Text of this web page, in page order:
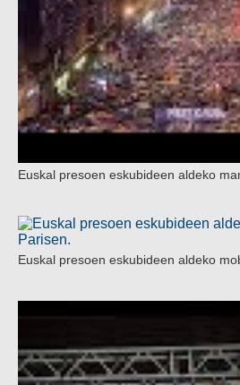
Euskal presoen eskubideen aldeko
Euskal presoen eskubideen aldeko